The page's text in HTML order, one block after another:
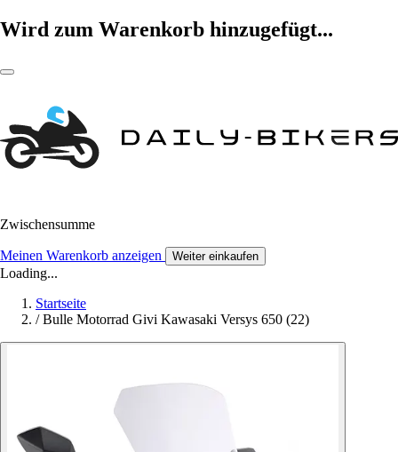
Wird zum Warenkorb hinzugefügt...
Zwischensumme
Meinen Warenkorb anzeigen Weiter einkaufen
Loading...
Startseite
/ Bulle Motorrad Givi Kawasaki Versys 650 (22)